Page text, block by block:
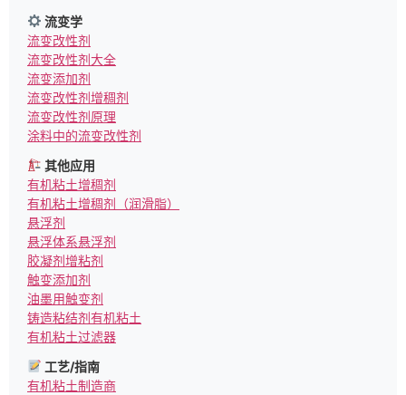
流变学
流变改性剂
流变改性剂大全
流变添加剂
流变改性剂增稠剂
流变改性剂原理
涂料中的流变改性剂
其他应用
有机粘土增稠剂
有机粘土增稠剂（润滑脂）
悬浮剂
悬浮体系悬浮剂
胶凝剂增粘剂
触变添加剂
油墨用触变剂
铸造粘结剂有机粘土
有机粘土过滤器
工艺/指南
有机粘土制造商